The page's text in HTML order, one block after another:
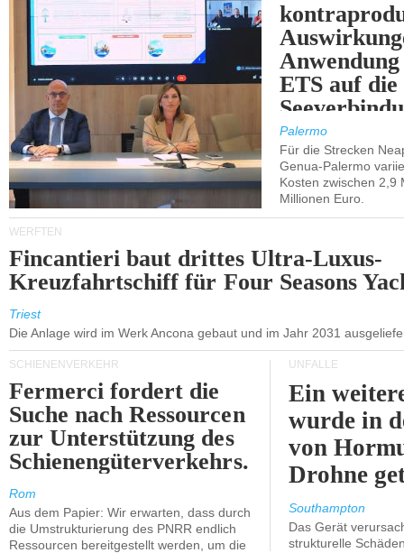
ETS auf die
Palermo
Für die Strecken
Genua-Palermo
Kosten zwischen 2,9
Millionen Euro.
WERFTEN
Fincantieri baut drittes Ultra-Luxus-
Kreuzfahrtschiff für Four Seasons
Triest
Die Anlage wird im Werk Ancona gebaut und im Jahr 2031
SCHIENENVERKEHR
Fermerci fordert die
Suche nach Ressourcen
zur Unterstützung des
Schienengüterverkehrs.
Rom
Aus dem Papier: Wir erwarten, dass durch
die Umstrukturierung des PNRR endlich
Ressourcen bereitgestellt werden, um die
UNFÄLLE
Ein
wurde in
von
Drohne
Southampton
Das Gerät
strukturelle